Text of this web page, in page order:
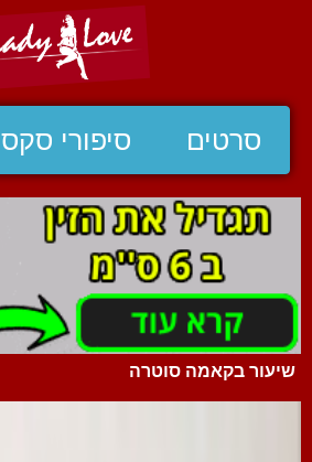
סרטים סיפורי סקס
שיעור בקאמה סוטרה